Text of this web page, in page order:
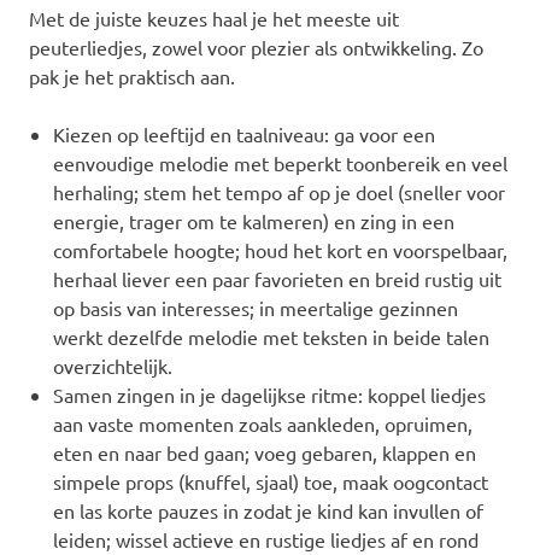
Met de juiste keuzes haal je het meeste uit
peuterliedjes, zowel voor plezier als ontwikkeling. Zo
pak je het praktisch aan.
Kiezen op leeftijd en taalniveau: ga voor een
eenvoudige melodie met beperkt toonbereik en veel
herhaling; stem het tempo af op je doel (sneller voor
energie, trager om te kalmeren) en zing in een
comfortabele hoogte; houd het kort en voorspelbaar,
herhaal liever een paar favorieten en breid rustig uit
op basis van interesses; in meertalige gezinnen
werkt dezelfde melodie met teksten in beide talen
overzichtelijk.
Samen zingen in je dagelijkse ritme: koppel liedjes
aan vaste momenten zoals aankleden, opruimen,
eten en naar bed gaan; voeg gebaren, klappen en
simpele props (knuffel, sjaal) toe, maak oogcontact
en las korte pauzes in zodat je kind kan invullen of
leiden; wissel actieve en rustige liedjes af en rond